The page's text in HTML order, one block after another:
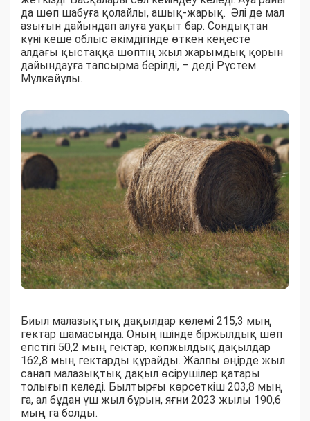
да шөп шабуға қолайлы, ашық-жарық. Әлі де мал
азығын дайындап алуға уақыт бар. Сондықтан
күні кеше облыс әкімдігінде өткен кеңесте
алдағы қыстаққа шөптің жыл жарымдық қорын
дайындауға тапсырма берілді, – деді Рүстем
Мүлкәйұлы.
Биыл малазықтық дақылдар көлемі 215,3 мың
гектар шамасында. Оның ішінде біржылдық шөп
егістігі 50,2 мың гектар, көпжылдық дақылдар
162,8 мың гектарды құрайды. Жалпы өңірде жыл
санап малазықтық дақыл өсірушілер қатары
толығып келеді. Былтырғы көрсеткіш 203,8 мың
га, ал бұдан үш жыл бұрын, яғни 2023 жылы 190,6
мың га болды.